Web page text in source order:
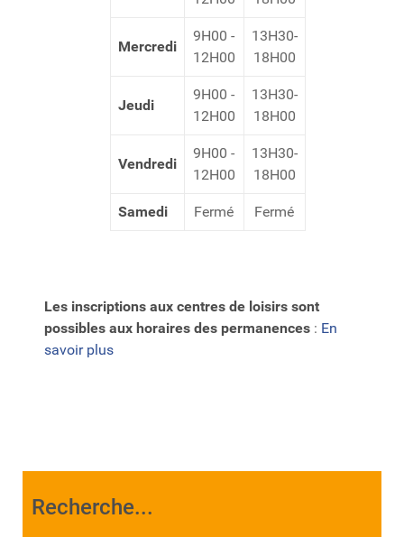
Mercredi
9H00 -
12H00
13H30-
18H00
Jeudi
9H00 -
12H00
13H30-
18H00
Vendredi
9H00 -
12H00
13H30-
18H00
Samedi Fermé Fermé
Les inscriptions aux centres de loisirs sont
possibles aux horaires des permanences : En
savoir plus
Recherche...